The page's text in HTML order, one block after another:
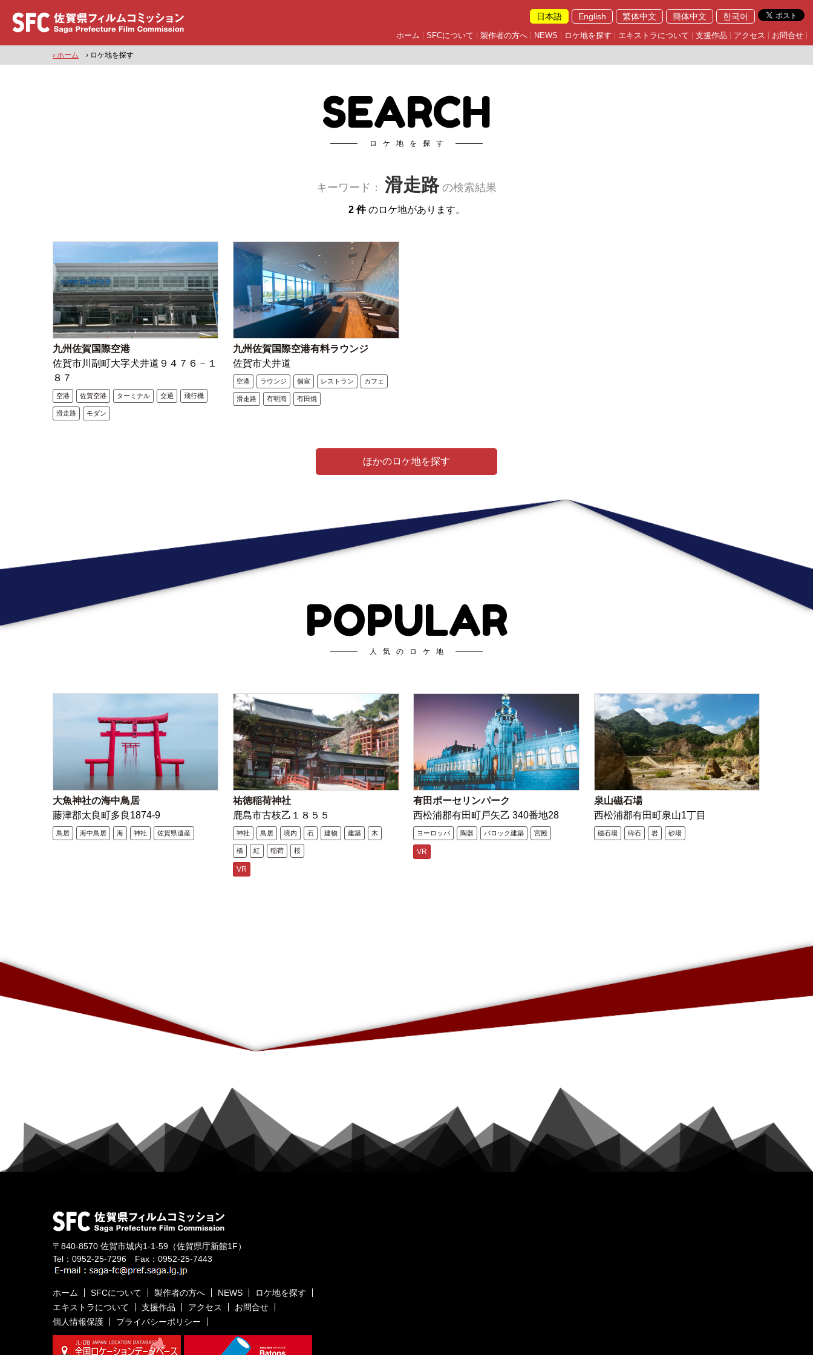
日本語 English 繁体中文 簡体中文 한국어
ホーム SFCについて 製作者の方へ NEWS ロケ地を探す エキストラについて 支援作品 アクセス お問合せ
› ホーム › ロケ地を探す
SEARCH
ロケ地を探す
キーワード： 滑走路の検索結果
2 件のロケ地があります。
九州佐賀国際空港
佐賀市川副町大字犬井道９４７６－１
８７
空港 佐賀空港 ターミナル 交通 飛行機
滑走路 モダン
九州佐賀国際空港有料ラウンジ
佐賀市犬井道
空港 ラウンジ 個室 レストラン カフェ
滑走路 有明海 有田焼
ほかのロケ地を探す
POPULAR
人気のロケ地
大魚神社の海中鳥居
藤津郡太良町多良1874-9
鳥居 海中鳥居 海 神社 佐賀県遺産
祐徳稲荷神社
鹿島市古枝乙１８５５
神社 鳥居 境内 石 建物 建築 木
橋 紅 稲荷 桜
VR
有田ポーセリンパーク
西松浦郡有田町戸矢乙 340番地28
ヨーロッパ 陶器 バロック建築 宮殿
VR
泉山磁石場
西松浦郡有田町泉山1丁目
磁石場 砕石 岩 砂場
〒840-8570 佐賀市城内1-1-59 （佐賀県庁新館1F）
Tel： 0952-25-7296 Fax：0952-25-7443
ホーム SFCについて 製作者の方へ NEWS
ロケ地を探す
エキストラについて
支援作品 アクセス
お問合せ
個人情報保護
プライバシーポリシー